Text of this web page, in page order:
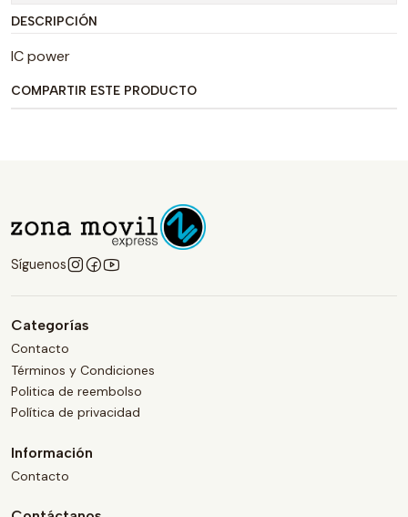
DESCRIPCIÓN
IC power
COMPARTIR ESTE PRODUCTO
Síguenos
Categorías
Contacto
Términos y Condiciones
Politica de reembolso
Política de privacidad
Información
Contacto